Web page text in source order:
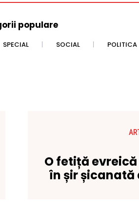
populare
SPECIAL SOCIAL POLITICA
O fetiță
în șir șicanată